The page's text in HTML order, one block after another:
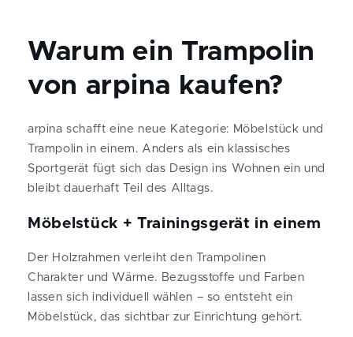
Warum ein Trampolin
von arpina kaufen?
arpina schafft eine neue Kategorie: Möbelstück und
Trampolin in einem. Anders als ein klassisches
Sportgerät fügt sich das Design ins Wohnen ein und
bleibt dauerhaft Teil des Alltags.
Möbelstück + Trainingsgerät in einem
Der Holzrahmen verleiht den Trampolinen
Charakter und Wärme. Bezugsstoffe und Farben
lassen sich individuell wählen – so entsteht ein
Möbelstück, das sichtbar zur Einrichtung gehört.